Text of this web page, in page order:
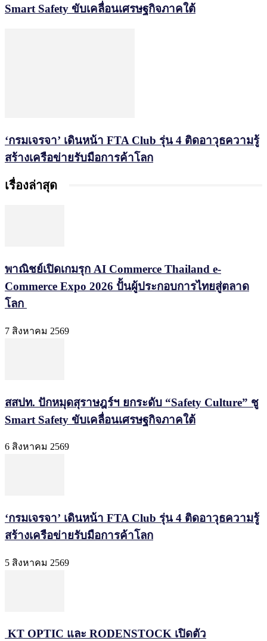
Smart Safety ขับเคลื่อนเศรษฐกิจภาคใต้
‘กรมเจรจา’ เดินหน้า FTA Club รุ่น 4 ติดอาวุธความรู้
สร้างเครือข่ายรับมือการค้าโลก
เรื่องล่าสุด
พาณิชย์เปิดเกมรุก AI Commerce Thailand e-
Commerce Expo 2026 ปั้นผู้ประกอบการไทยสู่ตลาด
โลก
7 สิงหาคม 2569
สสปท. ปักหมุดสุราษฎร์ฯ ยกระดับ “Safety Culture” ชู
Smart Safety ขับเคลื่อนเศรษฐกิจภาคใต้
6 สิงหาคม 2569
‘กรมเจรจา’ เดินหน้า FTA Club รุ่น 4 ติดอาวุธความรู้
สร้างเครือข่ายรับมือการค้าโลก
5 สิงหาคม 2569
KT OPTIC และ RODENSTOCK เปิดตัว